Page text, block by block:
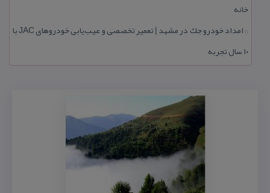
خانه
::
امداد خودرو جك در مشهد | تعمیر تخصصی و عیب‌یابی خودروهای JAC با
۱۰ سال تجربه